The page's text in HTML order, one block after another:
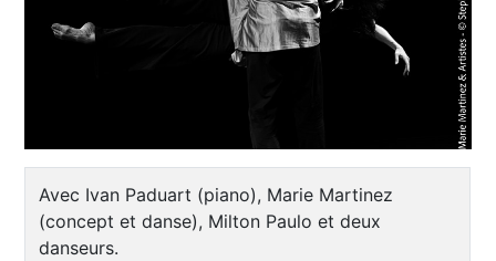
Avec Ivan Paduart (piano), Marie Martinez
(concept et danse), Milton Paulo et deux
danseurs.